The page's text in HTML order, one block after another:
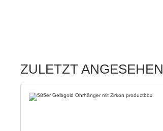
ZULETZT ANGESEHEN